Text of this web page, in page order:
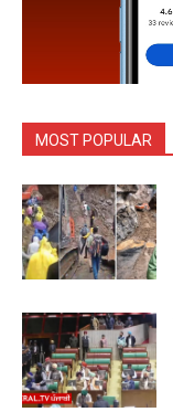
MOST POPULAR